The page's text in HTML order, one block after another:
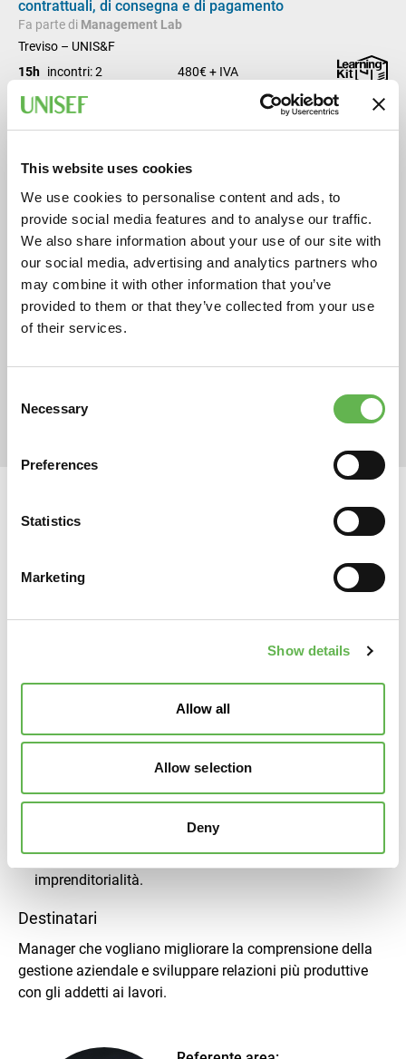
This website uses cookies
We use cookies to personalise content and ads, to
provide social media features and to analyse our traffic.
We also share information about your use of our site with
our social media, advertising and analytics partners who
may combine it with other information that you’ve
provided to them or that they’ve collected from your use
of their services.
Selection
Necessary
Preferences
Statistics
Marketing
Show details
Allow all
Allow selection
Deny
contrattuali, di consegna e di pagamento
Fa parte di Management Lab
Treviso – UNIS&F
15h incontri: 2
480€ + IVA
Data inizio:
Master Executive in Procurement
Competenze avanzate
Fa parte di Management Lab
Treviso – UNIS&F
45h incontri: 6
1120€ + IVA
a persona
Data inizio:
28/04/2027
competenze utili per attuare politiche di
da affrontare adeguatamente le sfide legate alla
presente congiuntura economica. Sarete, inoltre, in
grado di leggere con consapevolezza la situazione
ed il posizionamento della vostra organizzazione
Analizzare le principali criticità del ruolo di
Manager/decisore d’impresa proponendo strumenti e
metodologie di facilitazione del proprio lavoro;
migliorando le capacità gestionali e manageriali;
Acquisire le indispensabili competenze di
imprenditorialità.
Destinatari
Manager che vogliano migliorare la comprensione della
gestione aziendale e sviluppare relazioni più produttive
con gli addetti ai lavori.